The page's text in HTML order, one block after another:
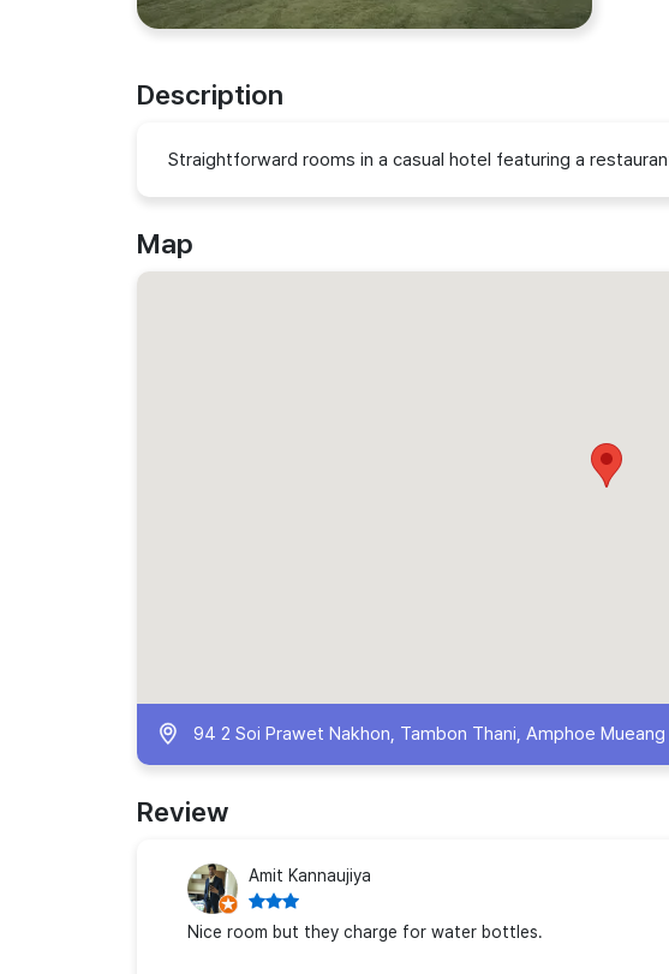
Description
Straightforward rooms in a casual hotel featuring a
Map
94 2 Soi Prawet Nakhon, Tambon Thani, Amphoe Mueang
Review
Amit Kannaujiya
Nice room but they charge for water bottles.